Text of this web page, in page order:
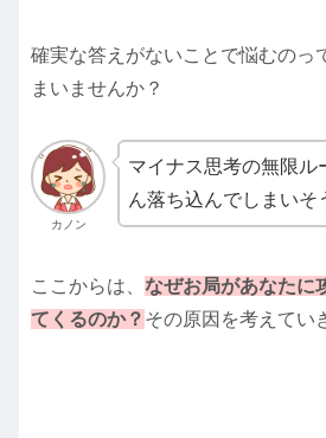
確実な答えがないことで悩むのっ
まいませんか？
カノン
マイナス思考の無限ル
ん落ち込んでしまいそ
ここからは、 なぜお局があなたに
てくるのか？ その原因を考えてい